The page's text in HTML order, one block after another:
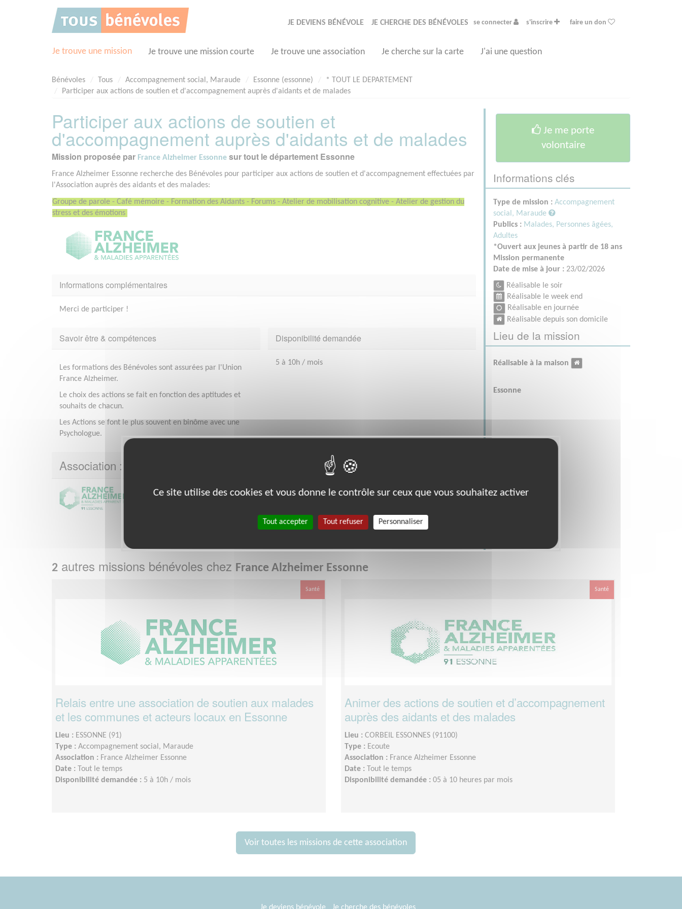
JE DEVIENS BÉNÉVOLE JE CHERCHE DES BÉNÉVOLES se connecter s'inscrire faire un don
Je trouve une mission Je trouve une mission courte Je trouve une association Je cherche sur la carte J'ai une question
Bénévoles Tous Accompagnement social, Maraude Essonne (essonne)
* TOUT LE DEPARTEMENT
Participer aux actions de soutien et d'accompagnement auprès d'aidants et de malades
Participer aux actions de soutien et
d'accompagnement auprès d'aidants et de malades
Mission proposée par France Alzheimer Essonne sur tout le département Essonne
France Alzheimer Essonne recherche des Bénévoles pour participer aux actions de soutien et d'accompagnement effectuées par
l'Association auprès des aidants et des malades:
Groupe de parole - Café mémoire - Formation des Aidants - Forums - Atelier de mobilisation cognitive - Atelier de gestion du
stress et des émotions
Informations complémentaires
Merci de participer !
Savoir être & compétences
Les formations des Bénévoles sont assurées par l'Union
France Alzheimer.
Le choix des actions se fait en fonction des aptitudes et
souhaits de chacun.
Les Actions se font le plus souvent en binôme avec une
Psychologue.
Disponibilité demandée
5 à 10h / mois
Association : France Alzheimer Essonne
Créée en 1985, à l’initiative de familles de personnes malades et de professionnels du secteur
d’utilité publique dans le domaine de la maladie d’Alzheimer et des maladies apparentées,
Je me porte
volontaire
Informations clés
Type de mission : Accompagnement
social, Maraude
Publics : Malades, Personnes âgées,
Adultes
*Ouvert aux jeunes à partir de 18 ans
Mission permanente
Date de mise à jour : 23/02/2026
Réalisable le soir
Réalisable le week end
Réalisable en journée
Réalisable depuis son domicile
Lieu de la mission
Réalisable à la maison
Essonne
2 autres missions bénévoles chez France Alzheimer Essonne
Santé
Relais entre une association de soutien aux malades
et les communes et acteurs locaux en Essonne
Lieu : ESSONNE (91)
Type : Accompagnement social, Maraude
Association : France Alzheimer Essonne
Date :
Tout le temps
Disponibilité demandée : 5 à 10h / mois
Santé
Animer des actions de soutien et d’accompagnement
auprès des aidants et des malades
Lieu : CORBEIL ESSONNES (91100)
Type : Ecoute
Association : France Alzheimer Essonne
Date :
Tout le temps
Disponibilité demandée : 05 à 10 heures par mois
Voir toutes les missions de cette association
Ce site utilise des cookies et vous donne le contrôle sur ceux que vous souhaitez activer
Tout accepter Tout refuser Personnaliser